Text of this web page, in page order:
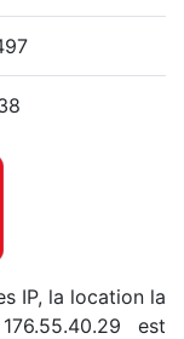
IP, la location la
est